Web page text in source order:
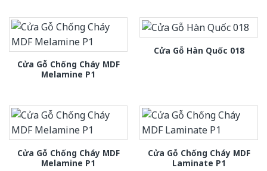
Cửa Gỗ Chống Cháy MDF
Melamine P1
Cửa Gỗ Hàn Quốc 018
Cửa Gỗ Chống Cháy MDF
Melamine P1
Cửa Gỗ Chống Cháy MDF
Laminate P1